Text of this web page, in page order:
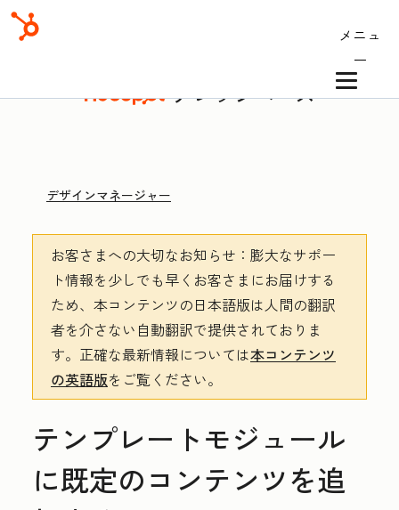
メニュ
ー
ナレッジベース
デザインマネージャー
お客さまへの大切なお知らせ ：膨大なサポー
ト情報を少しでも早くお客さまにお届けする
ため、本コンテンツの日本語版は人間の翻訳
者を介さない自動翻訳で提供されておりま
す。 正確な最新情報については本コンテンツ
の英語版をご覧ください。
テンプレートモジュール
に既定のコンテンツを追